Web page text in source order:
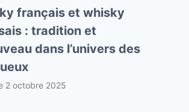
français et whisky
: tradition et
dans l’univers des
2 octobre 2025